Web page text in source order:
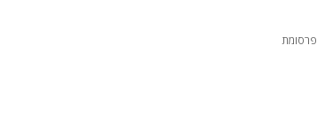
פרסומת